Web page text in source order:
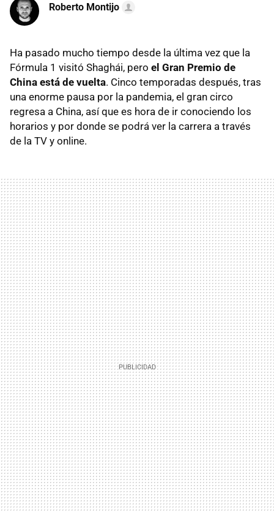
Roberto Montijo
Ha pasado mucho tiempo desde la última vez que la
Fórmula 1 visitó Shaghái, pero el Gran Premio de
China está de vuelta. Cinco temporadas después, tras
una enorme pausa por la pandemia, el gran circo
regresa a China, así que es hora de ir conociendo los
horarios y por donde se podrá ver la carrera a través
de la TV y online.